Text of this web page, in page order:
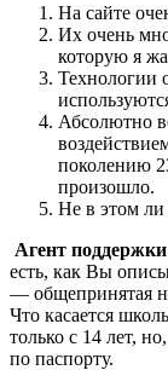
На сайте
Их очень
которую я
Технологии
Абсолютно
поколению
произошло.
Не в этом
Агент поддержки
есть, как Вы
— общепринятая
Что касается
только с 14 лет,
по паспорту.